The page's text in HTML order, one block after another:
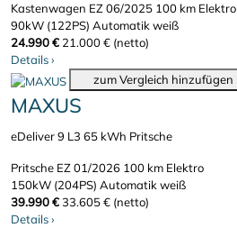
Kastenwagen EZ 06/2025 100 km Elektro
90kW (122PS) Automatikweiß
24.990 € 21.000 € (netto)
Details›
zum Vergleich hinzufügen
MAXUS
eDeliver 9 L3 65 kWh Pritsche
Pritsche EZ 01/2026 100 km Elektro
150kW (204PS) Automatikweiß
39.990 €33.605 € (netto)
Details›